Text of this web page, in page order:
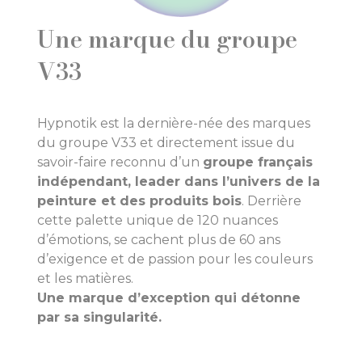
Une marque du groupe
V33
Hypnotik est la dernière-née des marques
du groupe V33 et directement issue du
savoir-faire reconnu d’un groupe français
indépendant, leader dans l’univers de la
peinture et des produits bois. Derrière
cette palette unique de 120 nuances
d’émotions, se cachent plus de 60 ans
d’exigence et de passion pour les couleurs
et les matières.
Une marque d’exception qui détonne
par sa singularité.